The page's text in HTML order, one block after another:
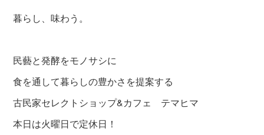
暮らし、味わう。
民藝と発酵をモノサシに
食を通して暮らしの豊かさを提案する
古民家セレクトショップ&カフェ テマヒマ
本日は火曜日で定休日！